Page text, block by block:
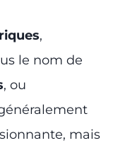
,
le nom de
, ou
mais